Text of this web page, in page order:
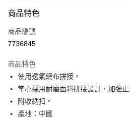
LINE Pay
Apple Pay
悠遊付
Google Pay
全盈+PAY
商品特色
商品編號
7736845
商品特色
使用透氣網布拼接。
掌心採用耐磨面料拼接設計，加強止
附收納扣。
產地：中國